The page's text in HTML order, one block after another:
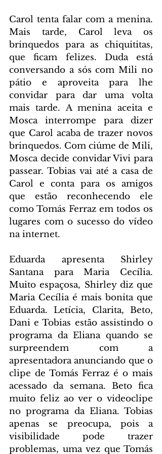
Carol tenta falar com a menina.
Mais tarde, Carol leva os
brinquedos para as chiquititas,
que ficam felizes. Duda está
conversando a sós com Mili no
pátio e aproveita para lhe
convidar para dar uma volta
mais tarde. A menina aceita e
Mosca interrompe para dizer
que Carol acaba de trazer novos
brinquedos. Com ciúme de Mili,
Mosca decide convidar Vivi para
passear. Tobias vai até a casa de
Carol e conta para os amigos
que estão reconhecendo ele
como Tomás Ferraz em todos os
lugares com o sucesso do vídeo
na internet.
Eduarda apresenta Shirley
Santana para Maria Cecília.
Muito espaçosa, Shirley diz que
Maria Cecília é mais bonita que
Eduarda. Letícia, Clarita, Beto,
Dani e Tobias estão assistindo o
programa da Eliana quando se
surpreendem com a
apresentadora anunciando que o
clipe de Tomás Ferraz é o mais
acessado da semana. Beto fica
muito feliz ao ver o videoclipe
no programa da Eliana. Tobias
apenas se preocupa, pois a
visibilidade pode trazer
problemas, uma vez que Tomás